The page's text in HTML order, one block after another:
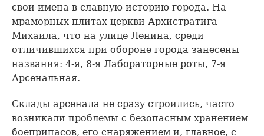
свои имена в славную историю города. На
мраморных плитах церкви Архистратига
Михаила, что на улице Ленина, среди
отличившихся при обороне города занесены
названия: 4-я, 8-я Лабораторные роты, 7-я
Арсенальная.
Склады арсенала не сразу строились, часто
возникали проблемы с безопасным хранением
боеприпасов, его снаряжением и, главное, с